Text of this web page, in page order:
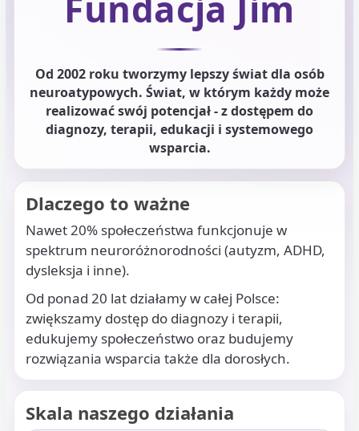
Od 2002 roku tworzymy lepszy świat dla osób
neuroatypowych. Świat, w którym każdy może
realizować swój potencjał - z dostępem do
diagnozy, terapii, edukacji i systemowego
wsparcia.
Dlaczego to ważne
Nawet 20% społeczeństwa funkcjonuje w
spektrum neuroróżnorodności (autyzm, ADHD,
dysleksja i inne).
Od ponad 20 lat działamy w całej Polsce:
zwiększamy dostęp do diagnozy i terapii,
edukujemy społeczeństwo oraz budujemy
rozwiązania wsparcia także dla dorosłych.
Skala naszego działania